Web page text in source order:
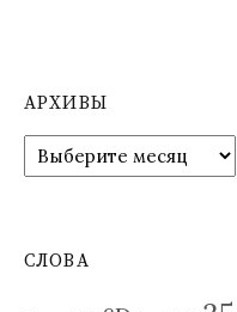
АРХИВЫ
р
в
СЛОВА